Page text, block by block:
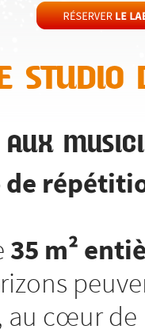
studio
35 m²
au cœur de